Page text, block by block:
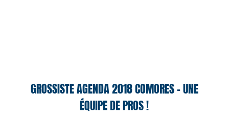
GROSSISTE AGENDA 2018 COMORES – UNE
ÉQUIPE DE PROS !